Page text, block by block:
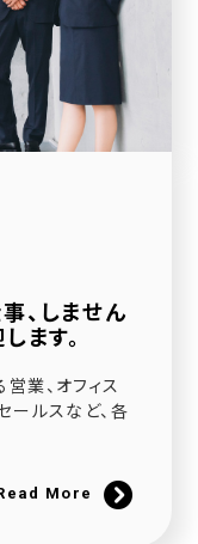
いたしました
しました！
いたしました
、しません
ます。
業、オフィス
ールスなど、各
More